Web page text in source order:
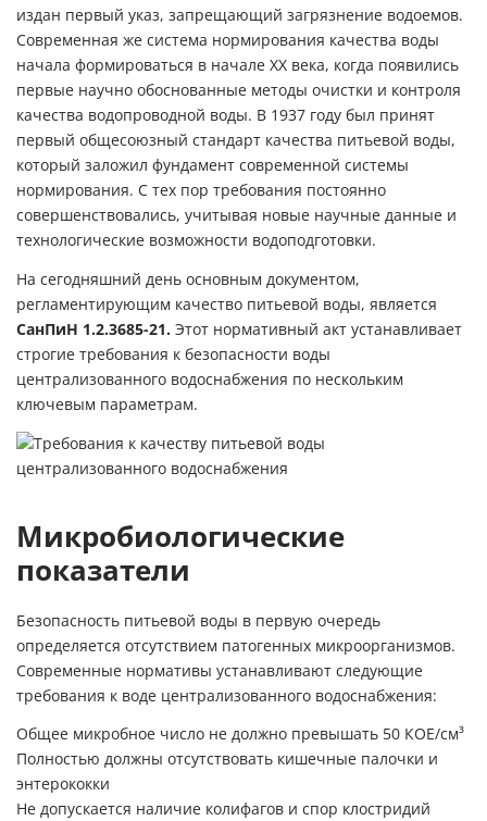
издан первый указ, запрещающий загрязнение водоемов.
Современная же система нормирования качества воды
начала формироваться в начале XX века, когда появились
первые научно обоснованные методы очистки и контроля
качества водопроводной воды. В 1937 году был принят
первый общесоюзный стандарт качества питьевой воды,
который заложил фундамент современной системы
нормирования. С тех пор требования постоянно
совершенствовались, учитывая новые научные данные и
технологические возможности водоподготовки.
На сегодняшний день основным документом,
регламентирующим качество питьевой воды, является
СанПиН 1.2.3685-21. Этот нормативный акт устанавливает
строгие требования к безопасности воды
централизованного водоснабжения по нескольким
ключевым параметрам.
Микробиологические
показатели
Безопасность питьевой воды в первую очередь
определяется отсутствием патогенных микроорганизмов.
Современные нормативы устанавливают следующие
требования к воде централизованного водоснабжения:
Общее микробное число не должно превышать 50 КОЕ/см³
Полностью должны отсутствовать кишечные палочки и
энтерококки
Не допускается наличие колифагов и спор клостридий